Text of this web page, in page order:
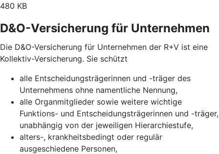
480 KB
D&O-Versicherung für Unternehmen
Die D&O-Versicherung für Unternehmen der R+V ist eine
Kollektiv-Versicherung. Sie schützt
alle Entscheidungsträgerinnen und -träger des
Unternehmens ohne namentliche Nennung,
alle Organmitglieder sowie weitere wichtige
Funktions- und Entscheidungsträgerinnen und -träger,
unabhängig von der jeweiligen Hierarchiestufe,
alters-, krankheitsbedingt oder regulär
ausgeschiedene Personen,